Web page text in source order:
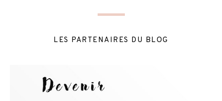
LES PARTENAIRES DU BLOG